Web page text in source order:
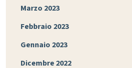
Marzo 2023
Febbraio 2023
Gennaio 2023
Dicembre 2022